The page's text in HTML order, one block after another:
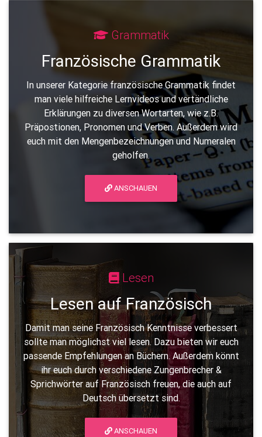
Grammatik
Französische Grammatik
In unserer Kategorie französische Grammatik findet
man viele hilfreiche Lernvideos und vertändliche
Erklärungen zu diversen Wortarten, wie z.B.
Präpostionen, Pronomen und Verben. Außerdem wird
euch mit den Mengenbezeichnungen und Numeralen
geholfen.
ANSCHAUEN
Lesen
Lesen auf Französisch
Damit man seine Französisch Kenntnisse verbessert
sollte man möglichst viel lesen. Dazu bieten wir euch
passende Empfehlungen an Büchern. Außerdem könnt
ihr euch durch verschiedene Zungenbrecher &
Sprichwörter auf Französisch freuen, die auch auf
Deutsch übersetzt sind.
ANSCHAUEN